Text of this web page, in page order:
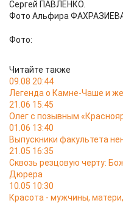
Сергей ПАВЛЕНКО.
Фото Альфира
Фото:
Читайте также
09.08 20:44
Легенда о Камне-Чаше и
21.06 15:45
Олег с позывным
01.06 13:40
Выпускники факультета
21.05 16:35
Сквозь резцовую черту:
Дюрера
10.05 10:30
Красота - мужчины,